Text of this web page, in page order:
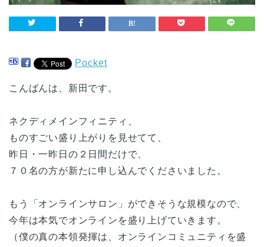
Pocket
こんばんは、新田です。
ネクディメインフィニティ、
ものすごい盛り上がりを見せてて、
昨日・一昨日の２日間だけで、
７０名の方が新たに申し込んでくださいました。
もう「オンラインサロン」ができそうな規模なので、
今年は本気でオンラインを盛り上げていきます。
（僕の真の本領発揮は、オンラインコミュニティを盛